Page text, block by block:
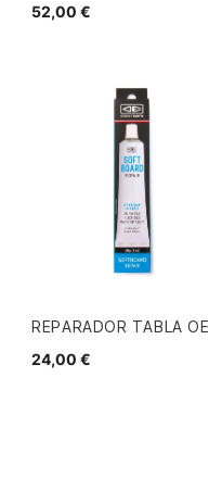
52,00 €
REPARADOR TABLA OE
24,00 €